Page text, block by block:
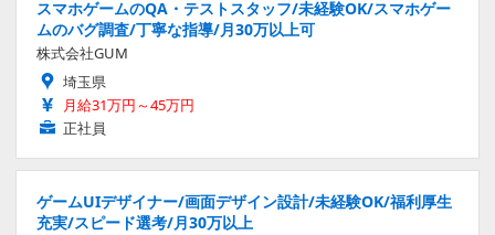
スマホゲームのQA・テストスタッフ/未経験OK/スマホゲー
ムのバグ調査/丁寧な指導/月30万以上可
株式会社GUM
埼玉県
月給31万円～45万円
正社員
ゲームUIデザイナー/画面デザイン設計/未経験OK/福利厚生
充実/スピード選考/月30万以上